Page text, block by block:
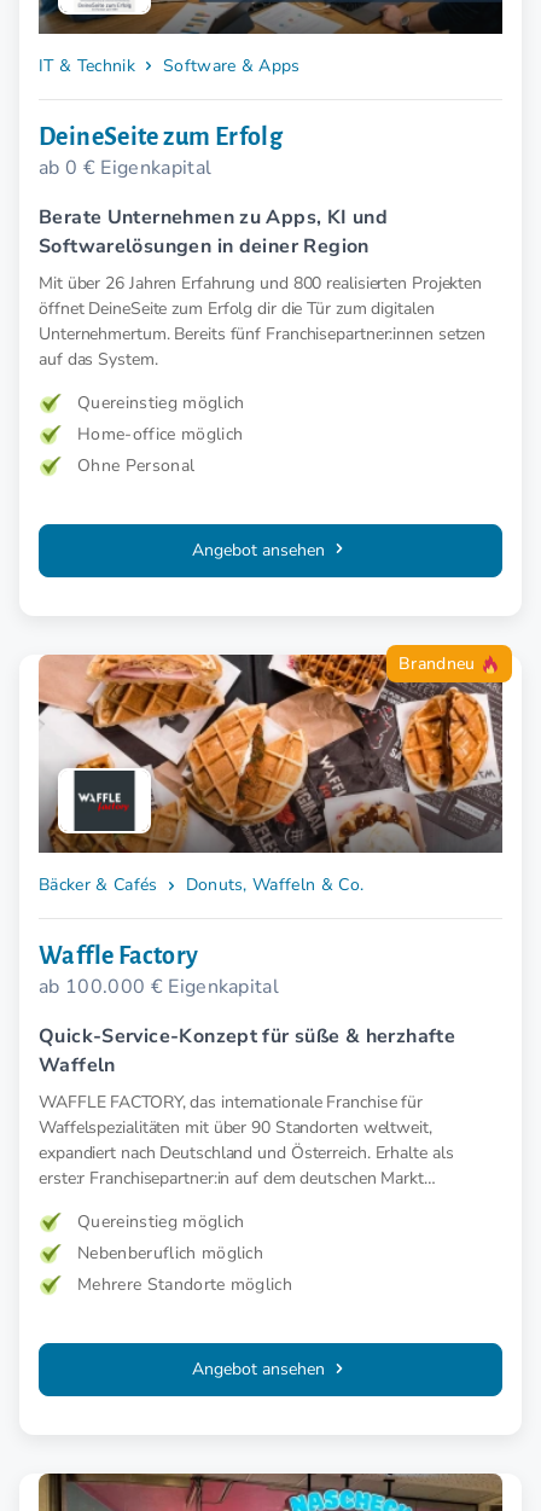
IT & Technik Software & Apps
DeineSeite zum Erfolg
ab 0 € Eigenkapital
Berate Unternehmen zu Apps, KI und
Softwarelösungen in deiner Region
Mit über 26 Jahren Erfahrung und 800 realisierten Projekten
öffnet DeineSeite zum Erfolg dir die Tür zum digitalen
Unternehmertum. Bereits fünf Franchisepartner:innen setzen
auf das System.
Quereinstieg möglich
Home-office möglich
Ohne Personal
Angebot ansehen
Brandneu
Bäcker & Cafés Donuts, Waffeln & Co.
Waffle Factory
ab 100.000 € Eigenkapital
Quick-Service-Konzept für süße & herzhafte
Waffeln
WAFFLE FACTORY, das internationale Franchise für
Waffelspezialitäten mit über 90 Standorten weltweit,
expandiert nach Deutschland und Österreich. Erhalte als
erste:r Franchisepartner:in auf dem deutschen Markt
Quereinstieg möglich
Nebenberuflich möglich
Mehrere Standorte möglich
Angebot ansehen